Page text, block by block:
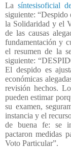
La síntesisoficial
siguiente: “Despido
la Solidaridad y el
de las causas
fundamentación y
el resumen de la
siguiente:
El despido es
económicas
revisión hechos.
pueden estimar
su examen,
instancia y el
de buena fe: se
pactaron medidas
Voto Particular”.